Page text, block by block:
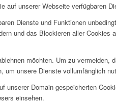
auf unserer Webseite verfügbaren
Dienste und Funktionen
und das Blockieren aller
möchten. Um zu
unsere Dienste vollumfänglich
unserer Domain gespeicherten
einsehen.